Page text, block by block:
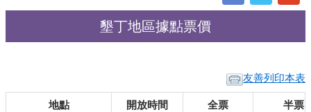
墾丁地區據點票價
友善列印本表
地點 開放時間 全票 半票